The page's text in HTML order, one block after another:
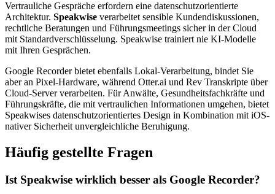
Vertrauliche Gespräche erfordern eine datenschutzorientierte
Architektur. Speakwise verarbeitet sensible Kundendiskussionen,
rechtliche Beratungen und Führungsmeetings sicher in der Cloud
mit Standardverschlüsselung. Speakwise trainiert nie KI-Modelle
mit Ihren Gesprächen.
Google Recorder bietet ebenfalls Lokal-Verarbeitung, bindet Sie
aber an Pixel-Hardware, während Otter.ai und Rev Transkripte über
Cloud-Server verarbeiten. Für Anwälte, Gesundheitsfachkräfte und
Führungskräfte, die mit vertraulichen Informationen umgehen, bietet
Speakwises datenschutzorientiertes Design in Kombination mit iOS-
nativer Sicherheit unvergleichliche Beruhigung.
Häufig gestellte Fragen
Ist Speakwise wirklich besser als Google Recorder?